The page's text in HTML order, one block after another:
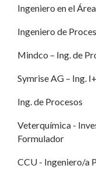
Ingeniero en el
Ingeniero de
Mindco – Ing. de
Symrise AG – Ing.
Ing. de Procesos
Veterquímica -
Formulador
CCU - Ingeniero/a